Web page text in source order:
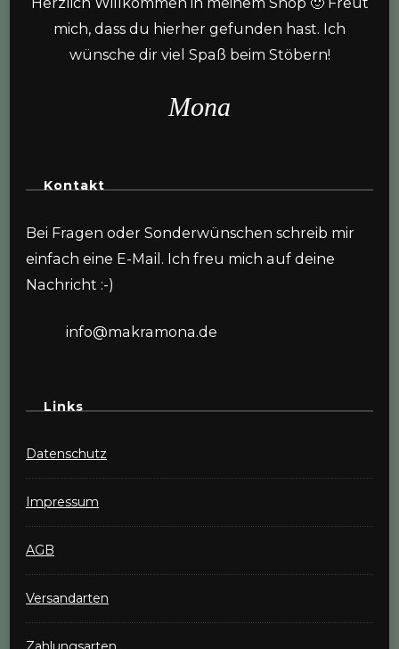
mich, dass du hierher gefunden hast. Ich
wünsche dir viel Spaß beim Stöbern!
Mona
Kontakt
Bei Fragen oder Sonderwünschen schreib mir
einfach eine E-Mail. Ich freu mich auf deine
Nachricht :-)
info@makramona.de
Links
Datenschutz
Impressum
AGB
Versandarten